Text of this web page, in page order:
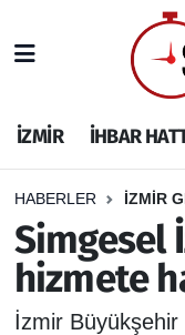
İZMİR İHBAR
HABERLER İZMİR
Simgesel
hizmete
İzmir Büyükşehir
İHBAR HATTI
DEPREM
GENEL
EKONOMİ
İzmir
İzmir Hava
İzmir Namaz
İzmir Trafik
Puan